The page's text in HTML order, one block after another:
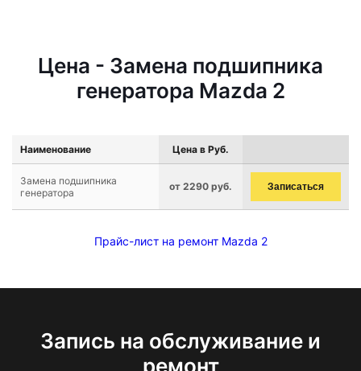
Цена - Замена подшипника
генератора Mazda 2
Наименование Цена в Руб.
Замена подшипника
генератора
от 2290 руб. Записаться
Прайс-лист на ремонт Mazda 2
Запись на обслуживание и
ремонт